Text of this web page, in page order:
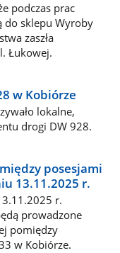
podczas prac
do sklepu Wyroby
zaszła
Łukowej.
w Kobiórze
lokalne,
drogi DW 928.
posesjami
13.11.2025 r.
r.
prowadzone
pomiędzy
w Kobiórze.